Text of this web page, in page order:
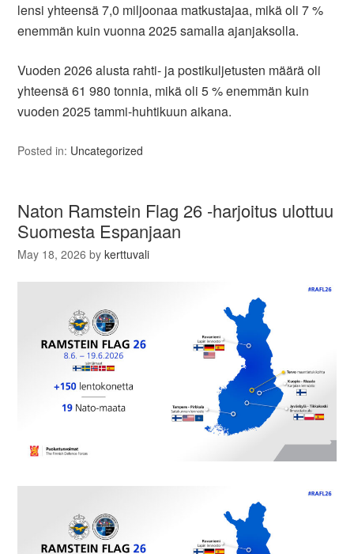
lensi yhteensä 7,0 miljoonaa matkustajaa, mikä oli 7 %
enemmän kuin vuonna 2025 samalla ajanjaksolla.
Vuoden 2026 alusta rahti- ja postikuljetusten määrä oli
yhteensä 61 980 tonnia, mikä oli 5 % enemmän kuin
vuoden 2025 tammi-huhtikuun aikana.
Posted in: Uncategorized
Naton Ramstein Flag 26 -harjoitus ulottuu
Suomesta Espanjaan
May 18, 2026 bykerttuvali